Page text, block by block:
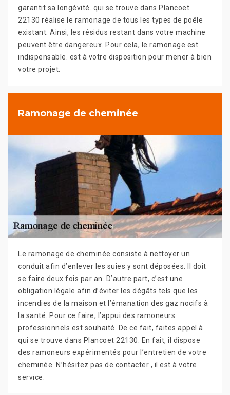
garantit sa longévité. qui se trouve dans Plancoet
22130 réalise le ramonage de tous les types de poêle
existant. Ainsi, les résidus restant dans votre machine
peuvent être dangereux. Pour cela, le ramonage est
indispensable. est à votre disposition pour mener à bien
votre projet.
Ramonage de cheminée
Le ramonage de cheminée consiste à nettoyer un
conduit afin d’enlever les suies y sont déposées. Il doit
se faire deux fois par an. D’autre part, c’est une
obligation légale afin d’éviter les dégâts tels que les
incendies de la maison et l’émanation des gaz nocifs à
la santé. Pour ce faire, l’appui des ramoneurs
professionnels est souhaité. De ce fait, faites appel à
qui se trouve dans Plancoet 22130. En fait, il dispose
des ramoneurs expérimentés pour l’entretien de votre
cheminée. N’hésitez pas de contacter , il est à votre
service.